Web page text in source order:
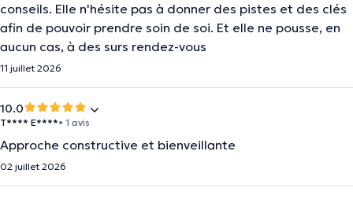
conseils. Elle n'hésite pas à donner des pistes et des clés
afin de pouvoir prendre soin de soi. Et elle ne pousse, en
aucun cas, à des surs rendez-vous
11 juillet 2026
10.0
T**** E****• 1 avis
Approche constructive et bienveillante
02 juillet 2026